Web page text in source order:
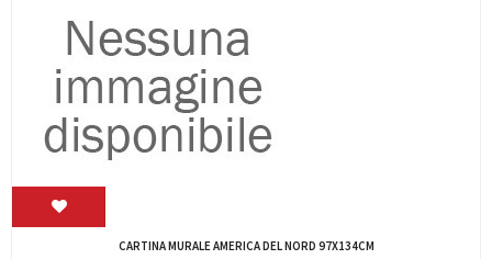
CARTINA MURALE AMERICA DEL NORD 97X134CM